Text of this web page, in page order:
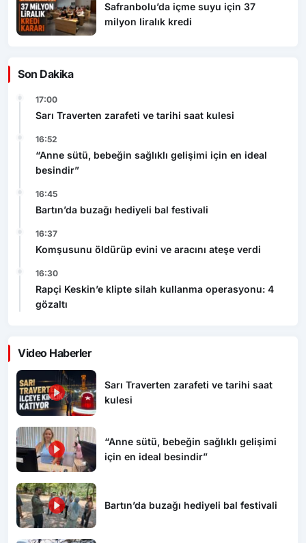
Safranbolu’da içme suyu için 37
milyon liralık kredi
Son Dakika
17:00
Sarı Traverten zarafeti ve tarihi saat kulesi
16:52
“Anne sütü, bebeğin sağlıklı gelişimi için en ideal
besindir”
16:45
Bartın’da buzağı hediyeli bal festivali
16:37
Komşusunu öldürüp evini ve aracını ateşe verdi
16:30
Rapçi Keskin’e klipte silah kullanma operasyonu: 4
gözaltı
Video Haberler
Sarı Traverten zarafeti ve tarihi saat
kulesi
“Anne sütü, bebeğin sağlıklı gelişimi
için en ideal besindir”
Bartın’da buzağı hediyeli bal festivali